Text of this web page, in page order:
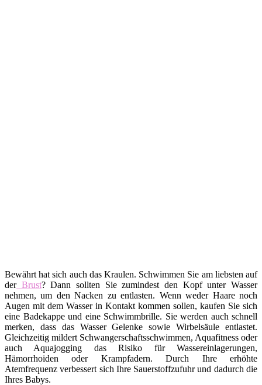
Bewährt hat sich auch das Kraulen. Schwimmen Sie am liebsten auf
derBrust? Dann sollten Sie zumindest den Kopf unter Wasser
nehmen, um den Nacken zu entlasten. Wenn weder Haare noch
Augen mit dem Wasser in Kontakt kommen sollen, kaufen Sie sich
eine Badekappe und eine Schwimmbrille. Sie werden auch schnell
merken, dass das Wasser Gelenke sowie Wirbelsäule entlastet.
Gleichzeitig mildert Schwangerschaftsschwimmen, Aquafitness oder
auch Aquajogging das Risiko für Wassereinlagerungen,
Hämorrhoiden oder Krampfadern. Durch Ihre erhöhte
Atemfrequenz verbessert sich Ihre Sauerstoffzufuhr und dadurch die
Ihres Babys.